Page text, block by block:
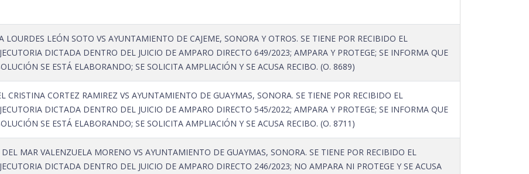
LOURDES LEÓN SOTO VS AYUNTAMIENTO DE CAJEME, SONORA Y OTROS. SE TIENE POR RECIBIDO EL
DICTADA DENTRO DEL JUICIO DE AMPARO DIRECTO 649/2023; AMPARA Y PROTEGE; SE INFORMA QUE
SE ESTÁ ELABORANDO; SE SOLICITA AMPLIACIÓN Y SE ACUSA RECIBO. (O. 8689)
CRISTINA CORTEZ RAMIREZ VS AYUNTAMIENTO DE GUAYMAS, SONORA. SE TIENE POR RECIBIDO EL
DICTADA DENTRO DEL JUICIO DE AMPARO DIRECTO 545/2022; AMPARA Y PROTEGE; SE INFORMA QUE
SE ESTÁ ELABORANDO; SE SOLICITA AMPLIACIÓN Y SE ACUSA RECIBO. (O. 8711)
DEL MAR VALENZUELA MORENO VS AYUNTAMIENTO DE GUAYMAS, SONORA. SE TIENE POR RECIBIDO EL
DICTADA DENTRO DEL JUICIO DE AMPARO DIRECTO 246/2023; NO AMPARA NI PROTEGE Y SE ACUSA